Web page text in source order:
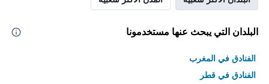
البلدان التي يبحث عنها مستخدمونا
الفنادق في المغرب
الفنادق في قطر